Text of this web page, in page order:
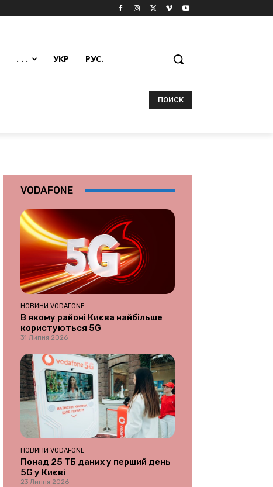
. . . УКР РУС.
ПОИСК
VODAFONE
НОВИНИ VODAFONE
В якому районі Києва найбільше
користуються 5G
31 Липня 2026
НОВИНИ VODAFONE
Понад 25 ТБ даних у перший день
5G у Києві
23 Липня 2026